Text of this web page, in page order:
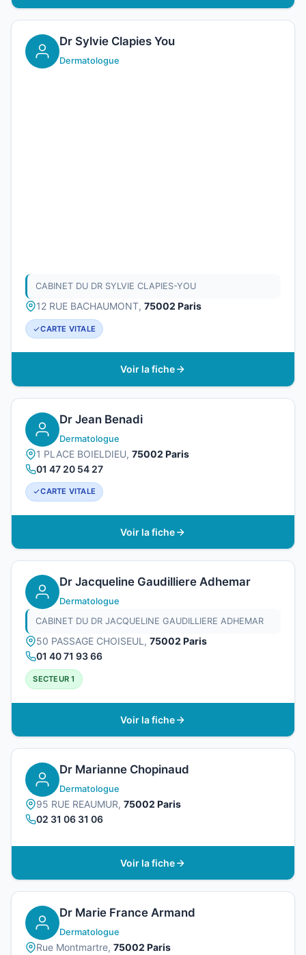
Dr Sylvie Clapies You
Dermatologue
CABINET DU DR SYLVIE CLAPIES-YOU
12 RUE BACHAUMONT, 75002 Paris
CARTE VITALE
Voir la fiche
Dr Jean Benadi
Dermatologue
1 PLACE BOIELDIEU, 75002 Paris
01 47 20 54 27
CARTE VITALE
Voir la fiche
Dr Jacqueline Gaudilliere Adhemar
Dermatologue
CABINET DU DR JACQUELINE GAUDILLIERE ADHEMAR
50 PASSAGE CHOISEUL, 75002 Paris
01 40 71 93 66
SECTEUR 1
Voir la fiche
Dr Marianne Chopinaud
Dermatologue
95 RUE REAUMUR, 75002 Paris
02 31 06 31 06
Voir la fiche
Dr Marie France Armand
Dermatologue
Rue Montmartre, 75002 Paris